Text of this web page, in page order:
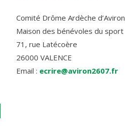
Comité Drôme Ardèche d’Aviron
Maison des bénévoles du sport
71, rue Latécoère
26000 VALENCE
Email : ecrire@aviron2607.fr